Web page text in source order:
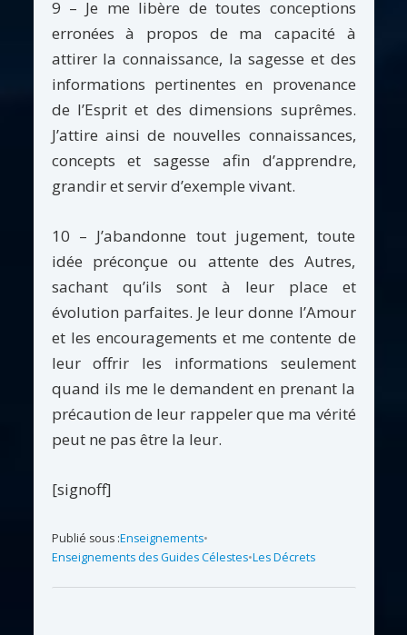
9 – Je me libère de toutes conceptions
erronées à propos de ma capacité à
attirer la connaissance, la sagesse et des
informations pertinentes en provenance
de l’Esprit et des dimensions suprêmes.
J’attire ainsi de nouvelles connaissances,
concepts et sagesse afin d’apprendre,
grandir et servir d’exemple vivant.
10 – J’abandonne tout jugement, toute
idée préconçue ou attente des Autres,
sachant qu’ils sont à leur place et
évolution parfaites. Je leur donne l’Amour
et les encouragements et me contente de
leur offrir les informations seulement
quand ils me le demandent en prenant la
précaution de leur rappeler que ma vérité
peut ne pas être la leur.
[signoff]
Publié sous :Enseignements•
Enseignements des Guides Célestes•Les Décrets